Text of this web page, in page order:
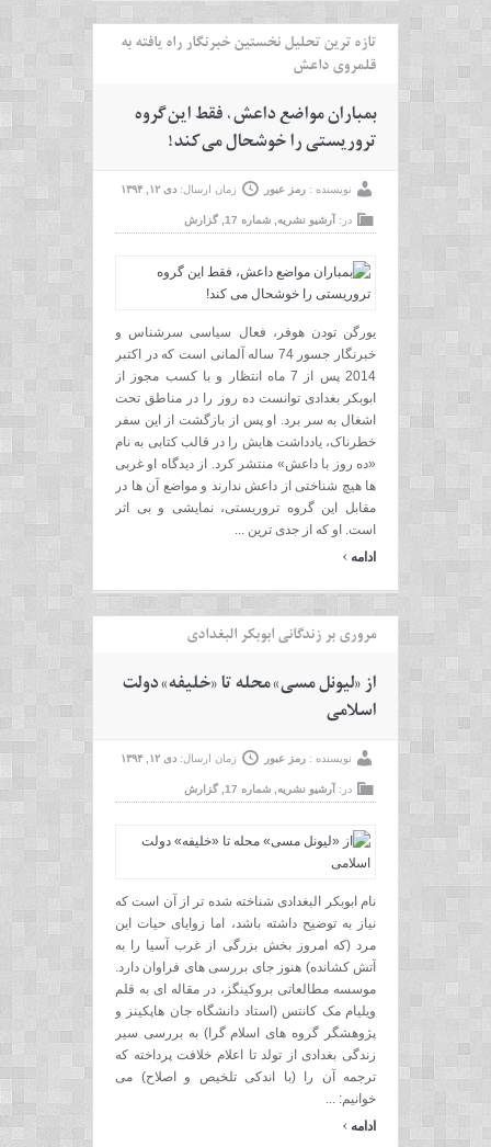
تازه ترین تحلیل نخستین خبرنگار راه یافته به
قلمروی داعش
بمباران مواضع داعش، فقط این گروه
تروریستی را خوشحال می کند!
نویسنده : رمز عبور زمان ارسال: دی ۱۲, ۱۳۹۴
در: آرشیو نشریه شماره 17 گزارش
یورگن تودن هوفر، فعال سیاسی سرشناس و
خبرنگار جسور 74 ساله آلمانی است که در اکتبر
2014 پس از 7 ماه انتظار و با کسب مجوز از
ابوبکر بغدادی توانست ده روز را در مناطق تحت
اشغال به سر برد. او پس از بازگشت از این سفر
خطرناک، یادداشت هایش را در قالب کتابی به نام
«ده روز با داعش» منتشر کرد. از دیدگاه او غربی
ها هیچ شناختی از داعش ندارند و مواضع آن ها در
مقابل این گروه تروریستی، نمایشی و بی اثر
است. او که از جدی ترین ...
ادامه ›
مروری بر زندگانی ابوبکر البغدادی
از «لیونل مسی» محله تا «خلیفه» دولت
اسلامی
نویسنده : رمز عبور زمان ارسال: دی ۱۲, ۱۳۹۴
در: آرشیو نشریه شماره 17 گزارش
نام ابوبکر البغدادی شناخته شده تر از آن است که
نیاز به توضیح داشته باشد، اما زوایای حیات این
مرد (که امروز بخش بزرگی از غرب آسیا را به
آتش کشانده) هنوز جای بررسی های فراوان دارد.
موسسه مطالعاتی بروکینگز، در مقاله ای به قلم
ویلیام مک کانتس (استاد دانشگاه جان هاپکینز و
پژوهشگر گروه های اسلام گرا) به بررسی سیر
زندگی بغدادی از تولد تا اعلام خلافت پرداخته که
ترجمه آن را (با اندکی تلخیص و اصلاح) می
خوانیم: ...
ادامه ›